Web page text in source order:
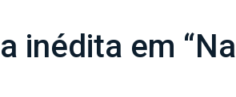
inédita em “Na